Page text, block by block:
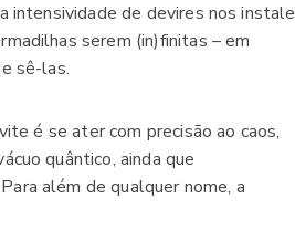
intensividade de devires nos instale
serem (in)finitas – em
sê-las.
é se ater com precisão ao caos,
quântico, ainda que
além de qualquer nome, a